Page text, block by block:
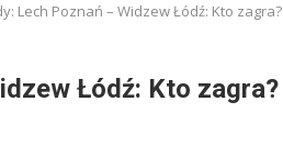
Lech Poznań – Widzew Łódź: Kto zagra?
Łódź: Kto zagra?